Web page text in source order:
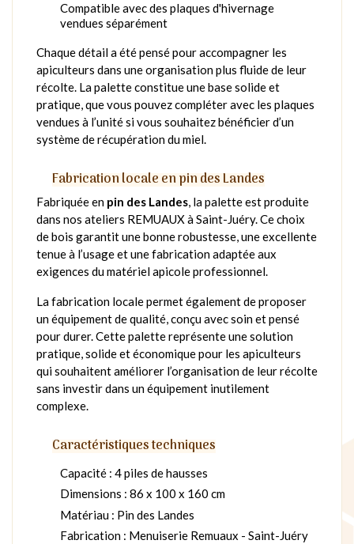
Compatible avec des plaques d'hivernage
vendues séparément
Chaque détail a été pensé pour accompagner les
apiculteurs dans une organisation plus fluide de leur
récolte. La palette constitue une base solide et
pratique, que vous pouvez compléter avec les plaques
vendues à l’unité si vous souhaitez bénéficier d’un
système de récupération du miel.
Fabrication locale en pin des Landes
Fabriquée en pin des Landes, la palette est produite
dans nos ateliers REMUAUX à Saint-Juéry. Ce choix
de bois garantit une bonne robustesse, une excellente
tenue à l’usage et une fabrication adaptée aux
exigences du matériel apicole professionnel.
La fabrication locale permet également de proposer
un équipement de qualité, conçu avec soin et pensé
pour durer. Cette palette représente une solution
pratique, solide et économique pour les apiculteurs
qui souhaitent améliorer l’organisation de leur récolte
sans investir dans un équipement inutilement
complexe.
Caractéristiques techniques
Capacité : 4 piles de hausses
Dimensions : 86 x 100 x 160 cm
Matériau : Pin des Landes
Fabrication : Menuiserie Remuaux - Saint-Juéry